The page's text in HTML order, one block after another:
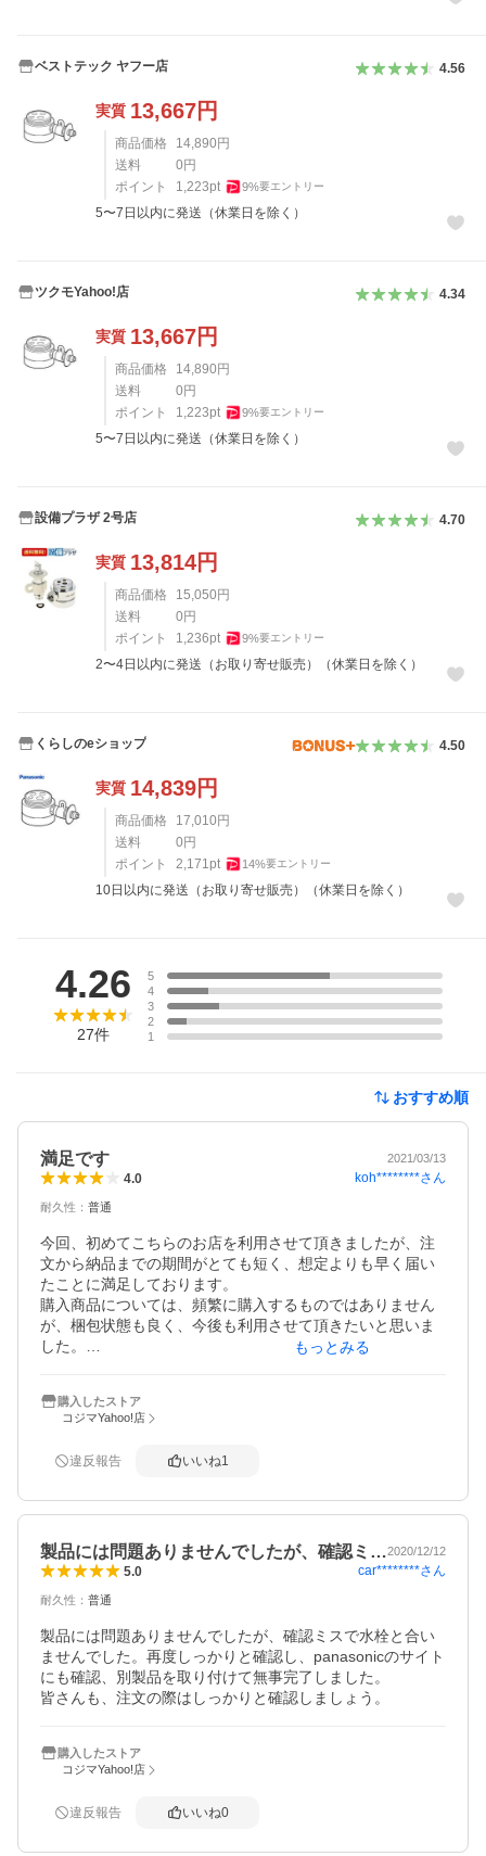
ベストテック ヤフー店 4.56
実質 13,667円
商品価格 14,890 円
送料
0 円
ポイント
1,223pt 9%要エントリー
5〜7日以内に発送（休業日を除く）
ツクモYahoo!店 4.34
実質 13,667円
商品価格 14,890 円
送料
0 円
ポイント
1,223pt 9%要エントリー
5〜7日以内に発送（休業日を除く）
設備プラザ 2号店 4.70
実質 13,814円
商品価格 15,050 円
送料
0 円
ポイント
1,236pt 9%要エントリー
2〜4日以内に発送（お取り寄せ販売）（休業日を除く）
くらしのeショップ 4.50
実質 14,839円
商品価格 17,010 円
送料
0 円
ポイント
2,171pt 14%要エントリー
10日以内に発送（お取り寄せ販売）（休業日を除く）
4.26
27件
5
4
3
2
1
おすすめ順
満足です 2021/03/13
4.0 koh********さん
耐久性 ： 普通
今回、初めてこちらのお店を利用させて頂きましたが、注
文から納品までの期間がとても短く、想定よりも早く届い
たことに満足しております。
購入商品については、頻繁に購入するものではありません
が、梱包状態も良く、今後も利用させて頂きたいと思いま
した。
もっとみる
購入したストア
コジマYahoo!店
違反報告 いいね1
製品には問題ありませんでしたが、確認ミ…2020/12/12
5.0 car********さん
耐久性 ： 普通
製品には問題ありませんでしたが、確認ミスで水栓と合い
ませんでした。再度しっかりと確認し、panasonicのサイト
にも確認、別製品を取り付けて無事完了しました。
皆さんも、注文の際はしっかりと確認しましょう。
購入したストア
コジマYahoo!店
違反報告 いいね0